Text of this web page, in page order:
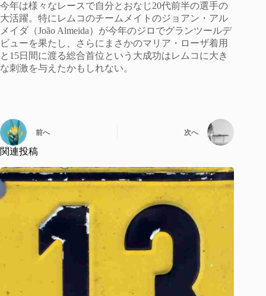
今年は様々なレースで自分とおなじ20代前半の選手の
大活躍。特にレムコのチームメイトのジョアン・アル
メイダ（João Almeida）が今年のジロでグランツールデ
ビューを果たし、さらにまさかのマリア・ローザ着用
と15日間に渡る総合首位という大成功はレムコに大き
な刺激を与えたかもしれない。
前へ 次へ
関連投稿